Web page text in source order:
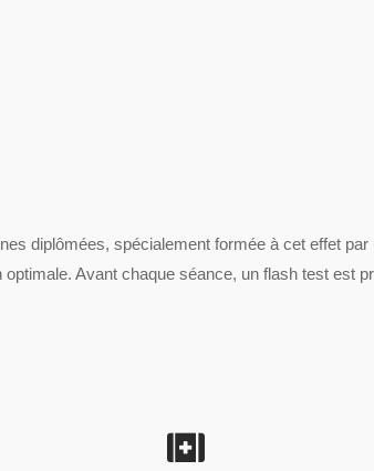
diplômées, spécialement formée à cet effet
Avant chaque séance, un flash test est